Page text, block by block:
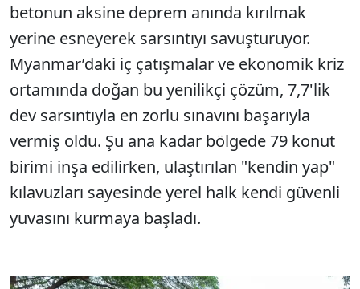
betonun aksine deprem anında kırılmak
yerine esneyerek sarsıntıyı savuşturuyor.
Myanmar’daki iç çatışmalar ve ekonomik kriz
ortamında doğan bu yenilikçi çözüm, 7,7'lik
dev sarsıntıyla en zorlu sınavını başarıyla
vermiş oldu. Şu ana kadar bölgede 79 konut
birimi inşa edilirken, ulaştırılan "kendin yap"
kılavuzları sayesinde yerel halk kendi güvenli
yuvasını kurmaya başladı.